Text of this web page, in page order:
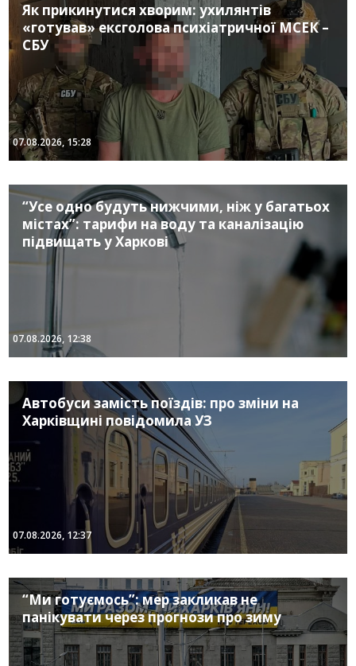
Як прикинутися хворим: ухилянтів
«готував» ексголова психіатричної МСЕК –
СБУ
07.08.2026, 15:28
“Усе одно будуть нижчими, ніж у багатьох
містах”: тарифи на воду та каналізацію
підвищать у Харкові
07.08.2026, 12:38
Автобуси замість поїздів: про зміни на
Харківщині повідомила УЗ
07.08.2026, 12:37
“Ми готуємось”: мер закликав не
панікувати через прогнози про зиму